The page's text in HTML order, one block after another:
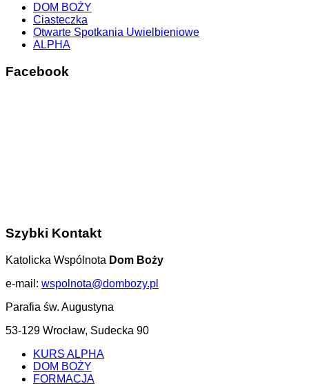
DOM BOŻY
Ciasteczka
Otwarte Spotkania Uwielbieniowe
ALPHA
Facebook
Szybki Kontakt
Katolicka Wspólnota Dom Boży
e-mail: wspolnota@dombozy.pl
Parafia św. Augustyna
53-129 Wrocław, Sudecka 90
KURS ALPHA
DOM BOŻY
FORMACJA